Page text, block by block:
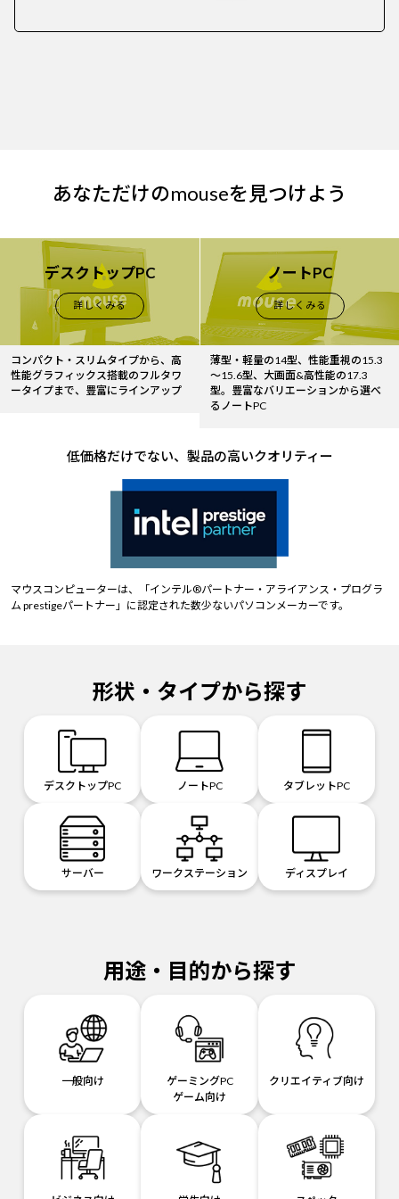
あなただけのmouseを見つけよう
デスクトップPC
詳しくみる
コンパクト・スリムタイプから、高
性能グラフィックス搭載のフルタワ
ータイプまで、豊富にラインアップ
ノートPC
詳しくみる
薄型・軽量の14型、性能重視の15.3
～15.6型、大画面&高性能の17.3
型。豊富なバリエーションから選べ
るノートPC
低価格だけでない、製品の高いクオリティー
マウスコンピューターは、「インテル®パートナー・アライアンス・プログラ
ム prestigeパートナー」に認定された数少ないパソコンメーカーです。
形状・タイプから探す
デスクトップPC ノートPC タブレットPC
サーバー ワークステーション ディスプレイ
用途・目的から探す
一般向け
ゲーミングPC
ゲーム向け
クリエイティブ向け